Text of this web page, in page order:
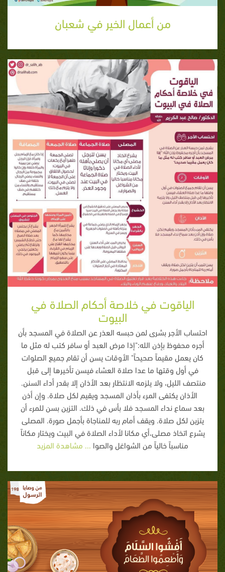
من أعمال الخير في شعبان
الياقوت في خلاصة أحكام الصلاة في
البيوت
احتساب الأجر بشرى لمن حبسه العذر عن الصلاة في المسجد بأن
أجره محفوظ بإذن الله:"إذا مرض العبد أو سافر كتب له مثل ما
كان يعمل مقيماً صحيحاً" الأوقات يسن أن تقام جميع الصلوات
في أول وقتها ما عدا صلاة العشاء فيسن تأخيرها إلى قبل
منتصف الليل، ولا يلزمه الانتظار بعد الأذان إلا بقدر أداء السنن.
الأذان يكتفى المرء بأذان المسجد ويقيم لكل صلاة. وإن أذن
بعد سماع نداء المسجد فلا بأس في ذلك. التزين بسن للمرء أن
يتزين لكل صلاة. ويقف أمام ربه للمناجاة بأجمل صورة. المصلى
يشرع اتخاذ مصلى،أي مكانا لأداء الصلاة في البيت ويختار مكاناً
مناسباً خالياً من الشواغل والصوا ... مشاهدة المزيد